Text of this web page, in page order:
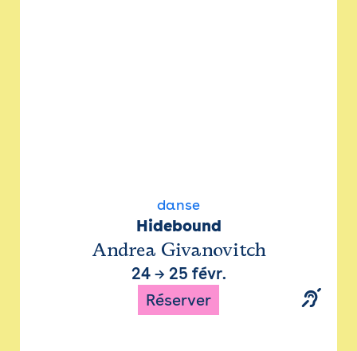
danse
Hidebound
Andrea Givanovitch
24→ 25 févr.
Réserver